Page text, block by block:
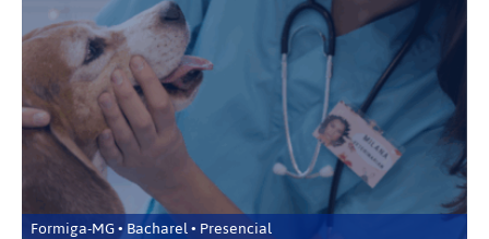
Formiga-MG • Bacharel • Presencial